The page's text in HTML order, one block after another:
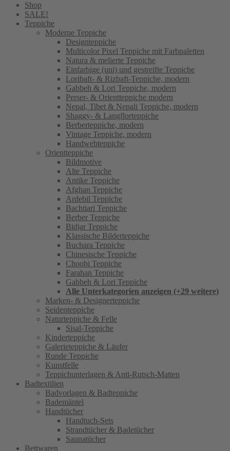
Shop
SALE!
Teppiche
Moderne Teppiche
Designteppiche
Multicolor Pixel Teppiche mit Farbpaletten
Natura & melierte Teppiche
Einfarbige (uni) und gestreifte Teppiche
Loribaft- & Rizbaft-Teppiche, modern
Gabbeh & Lori Teppiche, modern
Perser- & Orientteppiche modern
Nepal, Tibet & Nepali Teppiche, modern
Shaggy- & Langflorteppiche
Berberteppiche, modern
Vintage Teppiche, modern
Handwebteppiche
Orientteppiche
Bildmotive
Alte Teppiche
Antike Teppiche
Afghan Teppiche
Ardebil Teppiche
Bachtiari Teppiche
Berber Teppiche
Bidjar Teppiche
Klassische Bilderteppiche
Buchara Teppiche
Chinesische Teppiche
Choobi Teppiche
Farahan Teppiche
Gabbeh & Lori Teppiche
Alle Unterkategorien anzeigen (+29 weitere)
Marken- & Designerteppiche
Seidenteppiche
Naturteppiche & Felle
Sisal-Teppiche
Kinderteppiche
Galerieteppiche & Läufer
Runde Teppiche
Kunstfelle
Teppichunterlagen & Anti-Rutsch-Matten
Badtextilien
Badvorlagen & Badteppiche
Bademäntel
Handtücher
Handtuch-Sets
Strandtücher & Badetücher
Saunatücher
Bettwaren